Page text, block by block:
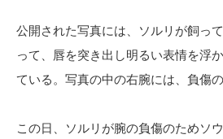
公開された写真には、ソルリが飼っ
って、唇を突き出し明るい表情を浮
ている。写真の中の右腕には、負傷
この日、ソルリが腕の負傷のためソ